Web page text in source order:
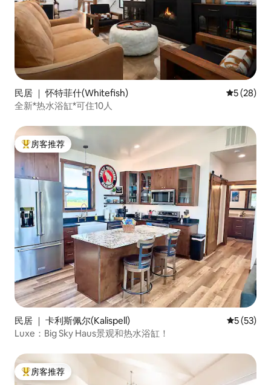
民居 ｜ 怀特菲什(Whitefish) 平均评分
5 (28)
全新*热水浴缸*可住10人
热门「房客推荐」
房客推荐
民居 ｜ 卡利斯佩尔(Kalispell) 平均评分
5 (53)
Luxe：Big Sky Haus景观和热水浴缸！
热门「房客推荐」
房客推荐